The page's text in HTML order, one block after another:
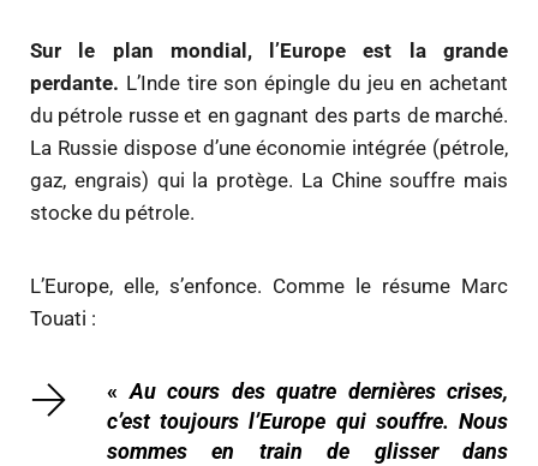
Sur le plan mondial, l’Europe est la grande
perdante. L’Inde tire son épingle du jeu en achetant
du pétrole russe et en gagnant des parts de marché.
La Russie dispose d’une économie intégrée (pétrole,
gaz, engrais) qui la protège. La Chine souffre mais
stocke du pétrole.
L’Europe, elle, s’enfonce. Comme le résume Marc
Touati :
«Au cours des quatre dernières crises,
c’est toujours l’Europe qui souffre. Nous
sommes en train de glisser dans